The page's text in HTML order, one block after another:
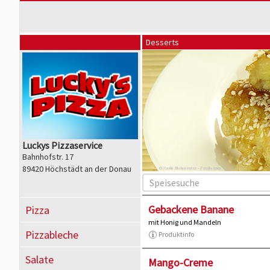
Luckys Pizzaservice
Bahnhofstr. 17
89420 Höchstädt an der Donau
Pizza
Pizzableche
Salate
Desserts
Gebackene Banane
mit Honig und Mandeln
Produktinfo
Mango-Creme